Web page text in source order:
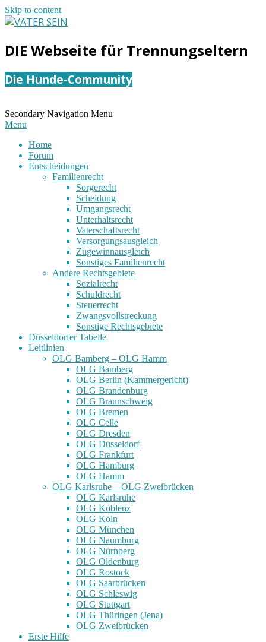
Skip to content
SEIN
DIE Webseite für Trennungseltern
Die Hunde-Community
Secondary Navigation Menu
Menu
Home
Forum
Entscheidungen
Familienrecht
Sorgerecht
Scheidung
Umgangsrecht
Unterhaltsrecht
Vaterschaftsrecht
Versorgungsausgleich
Zugewinnausgleich
Sonstiges Familienrecht
Andere Rechtsgebiete
Sozialrecht
Schuldrecht
Steuerrecht
Zwangsvollstreckung
Sonstige Rechtsgebiete
Düsseldorfer Tabelle
Leitlinien
OLG Bamberg – OLG Hamm
OLG Bamberg
OLG Berlin (Kammergericht)
OLG Brandenburg
OLG Braunschweig
OLG Bremen
OLG Celle
OLG Dresden
OLG Düsseldorf
OLG Frankfurt
OLG Hamburg
OLG Hamm
OLG Karlsruhe – OLG Zweibrücken
OLG Karlsruhe
OLG Koblenz
OLG Köln
OLG München
OLG Naumburg
OLG Nürnberg
OLG Oldenburg
OLG Rostock
OLG Saarbrücken
OLG Schleswig
OLG Stuttgart
OLG Thüringen (Jena)
OLG Zweibrücken
Erste Hilfe